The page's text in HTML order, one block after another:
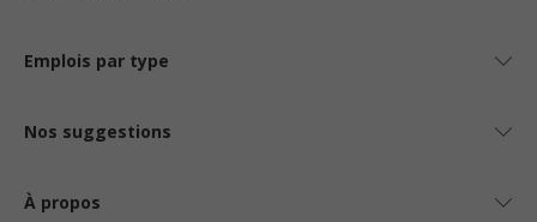
Emplois par type
Nos suggestions
À propos